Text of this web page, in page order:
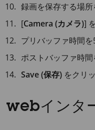
録画を保存する場所
[Camera (カメラ)]
プリバッファ時間を
ポストバッファ時間
Save (保存) をクリ
webインタ